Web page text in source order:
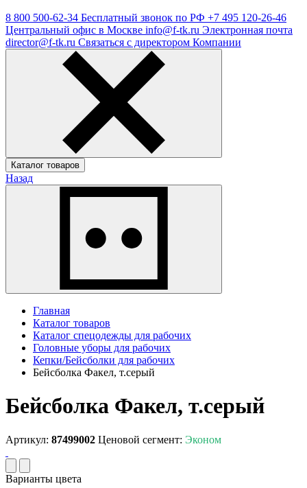
8 800 500-62-34 Бесплатный звонок по РФ +7 495 120-26-46
Центральный офис в Москве info@f-tk.ru Электронная почта
director@f-tk.ru Связаться с директором Компании
Каталог товаров
Назад
Главная
Каталог товаров
Каталог спецодежды для рабочих
Головные уборы для рабочих
Кепки/Бейсболки для рабочих
Бейсболка Факел, т.серый
Бейсболка Факел, т.серый
Артикул: 87499002 Ценовой сегмент: Эконом
Варианты цвета